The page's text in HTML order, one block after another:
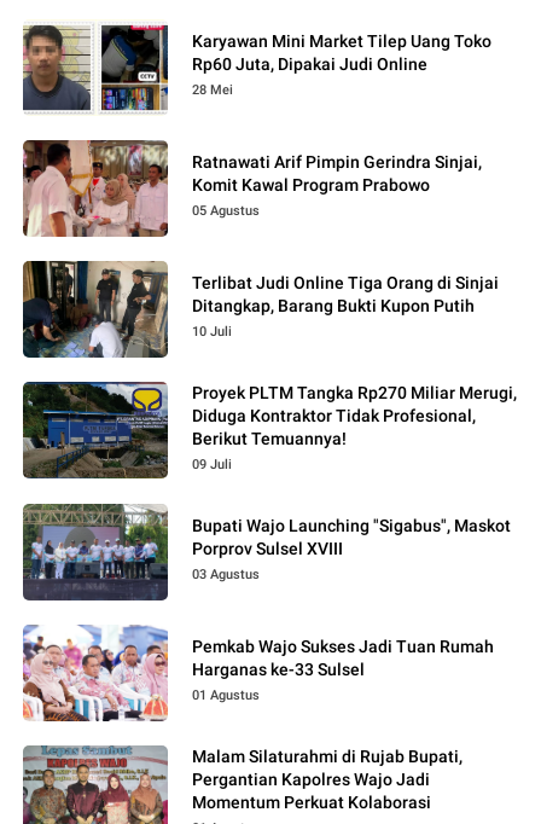
Karyawan Mini Market Tilep Uang Toko
Rp60 Juta, Dipakai Judi Online
28 Mei
Ratnawati Arif Pimpin Gerindra Sinjai,
Komit Kawal Program Prabowo
05 Agustus
Terlibat Judi Online Tiga Orang di Sinjai
Ditangkap, Barang Bukti Kupon Putih
10 Juli
Proyek PLTM Tangka Rp270 Miliar Merugi,
Diduga Kontraktor Tidak Profesional,
Berikut Temuannya!
09 Juli
Bupati Wajo Launching "Sigabus", Maskot
Porprov Sulsel XVIII
03 Agustus
Pemkab Wajo Sukses Jadi Tuan Rumah
Harganas ke-33 Sulsel
01 Agustus
Malam Silaturahmi di Rujab Bupati,
Pergantian Kapolres Wajo Jadi
Momentum Perkuat Kolaborasi